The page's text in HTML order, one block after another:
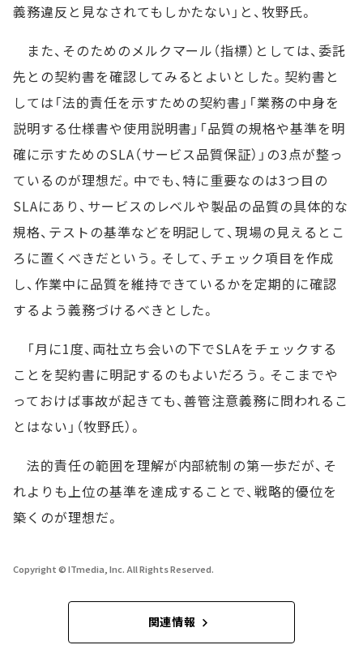
義務違反と見なされてもしかたない」と、牧野氏。
また、そのためのメルクマール（指標）としては、委託
先との契約書を確認してみるとよいとした。契約書と
しては「法的責任を示すための契約書」「業務の中身を
説明する仕様書や使用説明書」「品質の規格や基準を明
確に示すためのSLA（サービス品質保証）」の3点が整っ
ているのが理想だ。中でも、特に重要なのは3つ目の
SLAにあり、サービスのレベルや製品の品質の具体的な
規格、テストの基準などを明記して、現場の見えるとこ
ろに置くべきだという。そして、チェック項目を作成
し、作業中に品質を維持できているかを定期的に確認
するよう義務づけるべきとした。
「月に1度、両社立ち会いの下でSLAをチェックする
ことを契約書に明記するのもよいだろう。そこまでや
っておけば事故が起きても、善管注意義務に問われるこ
とはない」（牧野氏）。
法的責任の範囲を理解が内部統制の第一歩だが、そ
れよりも上位の基準を達成することで、戦略的優位を
築くのが理想だ。
Copyright © ITmedia, Inc. All Rights Reserved.
関連情報